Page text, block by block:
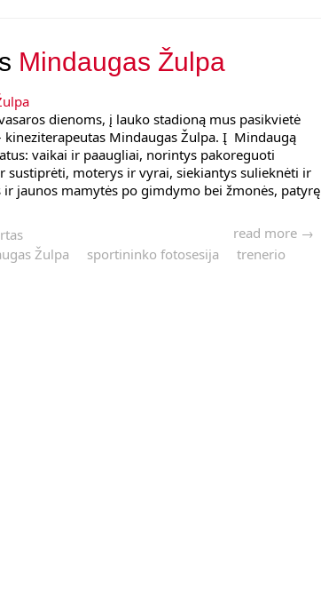
Mindaugas Žulpa
dienoms, į lauko stadioną mus pasikvietė
kineziterapeutas Mindaugas Žulpa. Į Mindaugą
vaikai ir paaugliai, norintys pakoreguoti
sustiprėti, moterys ir vyrai, siekiantys sulieknėti ir
jaunos mamytės po gimdymo bei žmonės, patyrę
read more →
Žulpa sportininko fotosesija
trenerio